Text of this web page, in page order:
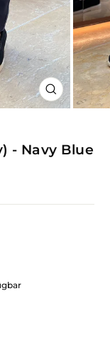
ESC)
- Navy Blue